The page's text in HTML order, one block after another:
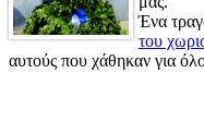
Ένα
του
αυτούς που χάθηκαν για